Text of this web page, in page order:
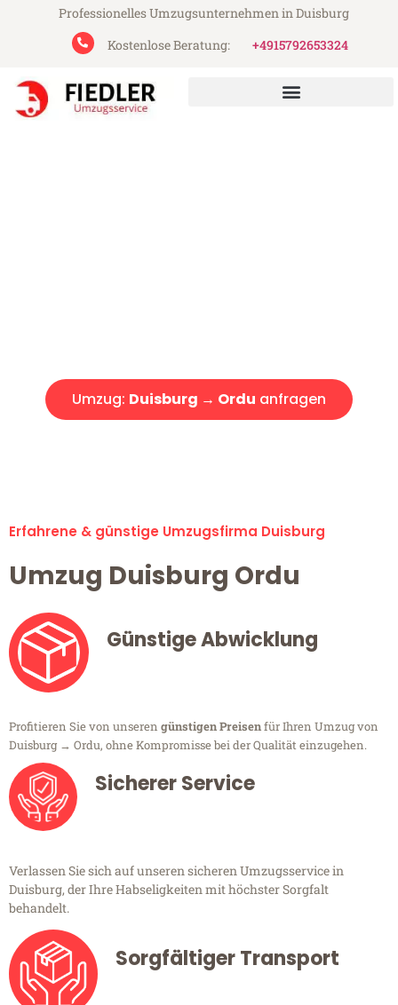
Professionelles Umzugsunternehmen in Duisburg
Kostenlose Beratung:
+4915792653324
Umzug: Duisburg → Ordu anfragen
Erfahrene & günstige Umzugsfirma Duisburg
Umzug Duisburg Ordu
Günstige Abwicklung
Profitieren Sie von unseren günstigen Preisenfür Ihren Umzug von
Duisburg → Ordu, ohne Kompromisse bei der Qualität einzugehen.
Sicherer Service
Verlassen Sie sich auf unseren sicheren Umzugsservice in
Duisburg, der Ihre Habseligkeiten mit höchster Sorgfalt
behandelt.
Sorgfältiger Transport